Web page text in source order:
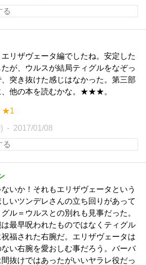
リザヴェータ編でしたね。安定した
が、ウルスが結局ティグルをなぞっ
突き抜けた感じはなかった。第三部
、他の本を読むかな。★★★。
★1
2017/01/08
いか！それもエリザヴェータという
いツンデレさんの立ち回りがあって
ル＝ウルスとの別れも見事だった。
最早呪われたものではなくティグル
祝福された右腕だ。エリザヴェータは
い右腕を愛おしむ事だろう。バーバ
間抜けではあったがいいヤラレ役だっ